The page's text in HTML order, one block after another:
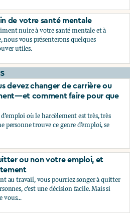
pourquoi on les ressent et
de votre santé mentale
nuire à votre santé mentale et à
vous présenterons quelques
utiles.
de votre santé mentale
devez changer de carrière ou
comment faire pour que
où le harcèlement est très, très
personne trouve ce genre d’emploi, se
devez changer de carrière ou
ou non votre emploi, et
au travail, vous pourriez songer à quitter
c’est une décision facile. Mais si
vous...
ou non votre emploi, et